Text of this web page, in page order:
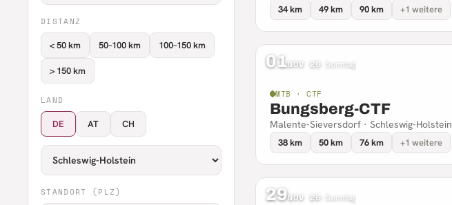
DISTANZ
< 50 km 50–100 km 100–150 km
> 150 km
LAND
DE AT CH
STANDORT (PLZ)
34 km 49 km 90 km +1 weitere
01NOV 26· Sonntag
MTB · CTF
Bungsberg-CTF
Malente-Sieversdorf · Schleswig-Holstein
38 km 50 km 76 km +1 weitere
29NOV 26· Sonntag